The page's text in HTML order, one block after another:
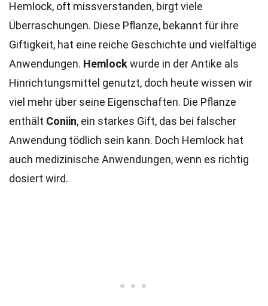
Hemlock, oft missverstanden, birgt viele
Überraschungen. Diese Pflanze, bekannt für ihre
Giftigkeit, hat eine reiche Geschichte und vielfältige
Anwendungen. Hemlockwurde in der Antike als
Hinrichtungsmittel genutzt, doch heute wissen wir
viel mehr über seine Eigenschaften. Die Pflanze
enthält Coniin, ein starkes Gift, das bei falscher
Anwendung tödlich sein kann. Doch Hemlock hat
auch medizinische Anwendungen, wenn es richtig
dosiert wird.